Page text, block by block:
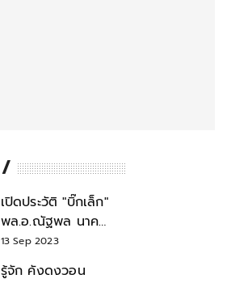
เปิดประวัติ "บิ๊กเล็ก"
พล.อ.ณัฐพล นาค
พาณิชย์ จากเลขาฯ
สมช.-เลขาฯ
13 Sep 2023
รู้จัก คังดงวอน